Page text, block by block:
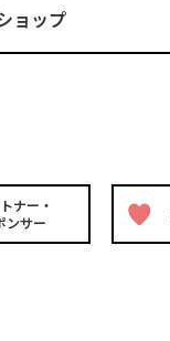
ョップ
ナー・
ンサー